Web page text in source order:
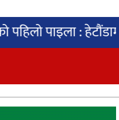
: हेटौंडामा